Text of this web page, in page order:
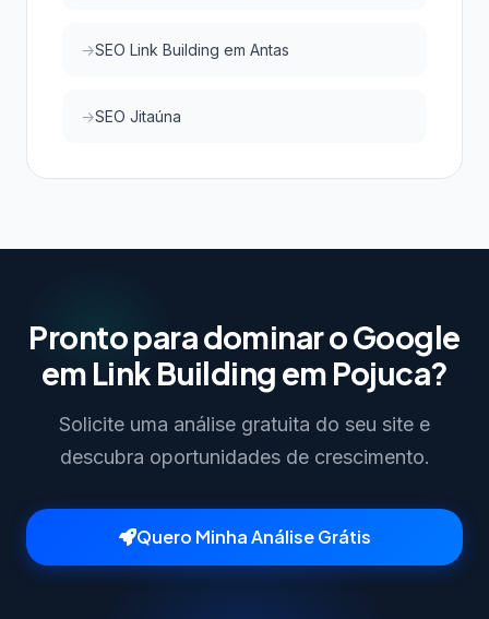
SEO Link Building em Antas
SEO Jitaúna
Pronto para dominar o Google
em Link Building em Pojuca?
Solicite uma análise gratuita do seu site e
descubra oportunidades de crescimento.
Quero Minha Análise Grátis